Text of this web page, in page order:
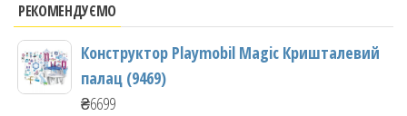
РЕКОМЕНДУЄМО
Конструктор Playmobil Magic Кришталевий
палац (9469)
₴6699